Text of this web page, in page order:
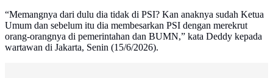
“Memangnya dari dulu dia tidak di PSI? Kan anaknya sudah Ketua
Umum dan sebelum itu dia membesarkan PSI dengan merekrut
orang-orangnya di pemerintahan dan BUMN,” kata Deddy kepada
wartawan di Jakarta, Senin (15/6/2026).